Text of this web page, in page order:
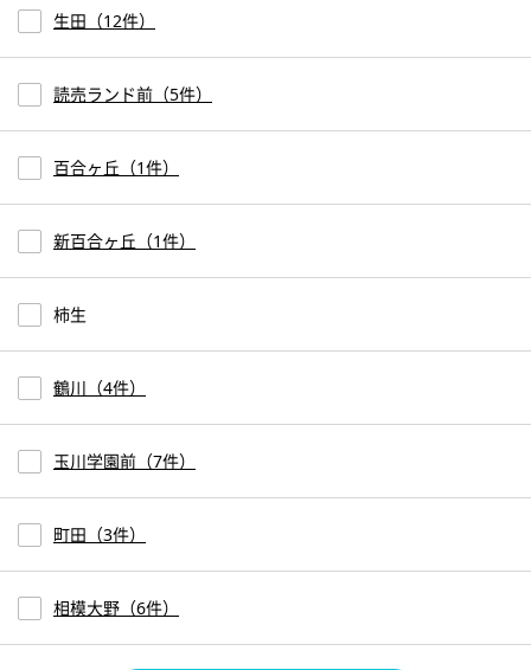
生田（12件）
読売ランド前（5件）
百合ヶ丘（1件）
新百合ヶ丘（1件）
柿生
鶴川（4件）
玉川学園前（7件）
町田（3件）
相模大野（6件）